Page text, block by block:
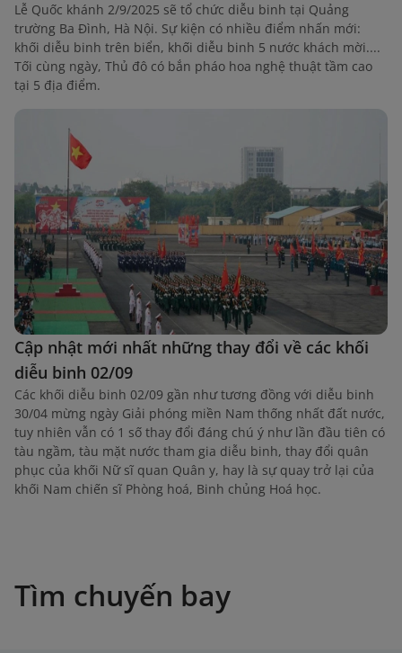
Lễ Quốc khánh 2/9/2025 sẽ tổ chức diễu binh tại Quảng
trường Ba Đình, Hà Nội. Sự kiện có nhiều điểm nhấn mới:
khối diễu binh trên biển, khối diễu binh 5 nước khách mời....
Tối cùng ngày, Thủ đô có bắn pháo hoa nghệ thuật tầm cao
tại 5 địa điểm.
Cập nhật mới nhất những thay đổi về các khối
diễu binh 02/09
Các khối diễu binh 02/09 gần như tương đồng với diễu binh
30/04 mừng ngày Giải phóng miền Nam thống nhất đất nước,
tuy nhiên vẫn có 1 số thay đổi đáng chú ý như lần đầu tiên có
tàu ngầm, tàu mặt nước tham gia diễu binh, thay đổi quân
phục của khối Nữ sĩ quan Quân y, hay là sự quay trở lại của
khối Nam chiến sĩ Phòng hoá, Binh chủng Hoá học.
Tìm chuyến bay